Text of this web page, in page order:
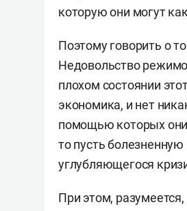
которую они могут
Поэтому говорить о
Недовольство
плохом состоянии
экономика, и нет
помощью которых они
то пусть
углубляющегося
При этом,